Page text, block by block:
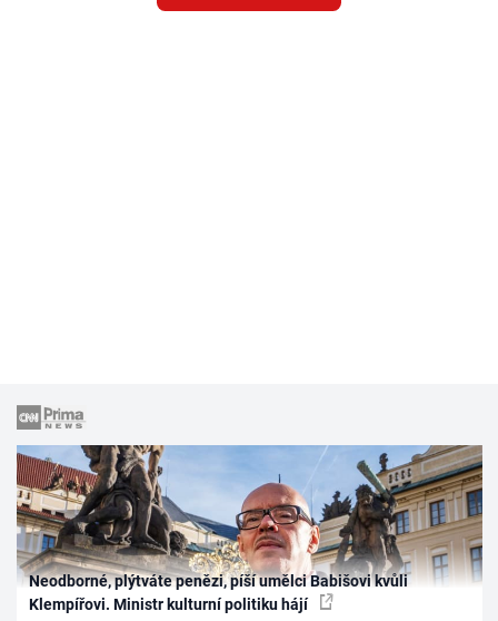
Neodborné, plýtváte penězi, píší umělci Babišovi kvůli
Klempířovi. Ministr kulturní politiku hájí